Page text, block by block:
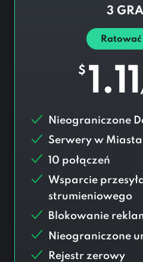
3
Ratować
$ 1.11
Nieograniczone
Serwery w Miasta
10 połączeń
Wsparcie
strumieniowego
Blokowanie
Nieograniczone
Rejestr zerowy